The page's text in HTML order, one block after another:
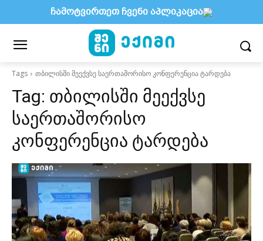
Tags თბილისში მეექვსე საერთაშორისო კონფერენცია ტარდება
Tag: თბილისში მეექვსე
საერთაშორისო
კონფერენცია ტარდება
ჩამოტვირთეთ ჩვენი აპლიკაცია